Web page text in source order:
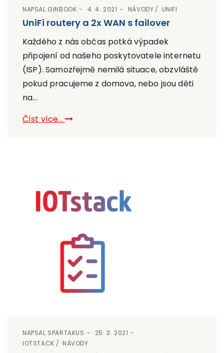
NAPSAL GINBOOK 4. 4. 2021 NÁVODY UNIFI
UniFi routery a 2x WAN s failover
Každého z nás občas potká výpadek
připojení od našeho poskytovatele internetu
(ISP). Samozřejmě nemilá situace, obzvláště
pokud pracujeme z domova, nebo jsou děti
na...
Číst více...
NAPSAL SPARTAKUS
25. 3. 2021
IOTSTACK
NÁVODY